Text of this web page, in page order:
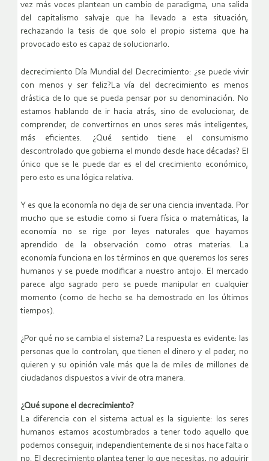
vez más voces plantean un cambio de paradigma, una salida
del capitalismo salvaje que ha llevado a esta situación,
rechazando la tesis de que solo el propio sistema que ha
provocado esto es capaz de solucionarlo.
decrecimiento Día Mundial del Decrecimiento: ¿se puede vivir
con menos y ser feliz?La vía del decrecimiento es menos
drástica de lo que se pueda pensar por su denominación. No
estamos hablando de ir hacia atrás, sino de evolucionar, de
comprender, de convertirnos en unos seres más inteligentes,
más eficientes. ¿Qué sentido tiene el consumismo
descontrolado que gobierna el mundo desde hace décadas? El
único que se le puede dar es el del crecimiento económico,
pero esto es una lógica relativa.
Y es que la economía no deja de ser una ciencia inventada. Por
mucho que se estudie como si fuera física o matemáticas, la
economía no se rige por leyes naturales que hayamos
aprendido de la observación como otras materias. La
economía funciona en los términos en que queremos los seres
humanos y se puede modificar a nuestro antojo. El mercado
parece algo sagrado pero se puede manipular en cualquier
momento (como de hecho se ha demostrado en los últimos
tiempos).
¿Por qué no se cambia el sistema? La respuesta es evidente: las
personas que lo controlan, que tienen el dinero y el poder, no
quieren y su opinión vale más que la de miles de millones de
ciudadanos dispuestos a vivir de otra manera.
¿Qué supone el decrecimiento?
La diferencia con el sistema actual es la siguiente: los seres
humanos estamos acostumbrados a tener todo aquello que
podemos conseguir, independientemente de si nos hace falta o
no. El decrecimiento plantea tener lo que necesitas, no adquirir